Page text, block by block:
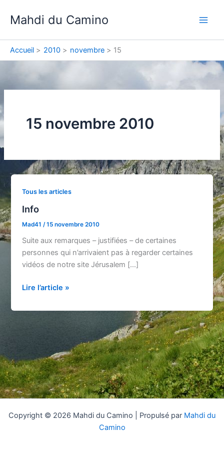
Mahdi du Camino
Accueil 2010 novembre 15
15 novembre 2010
Tous les articles
Info
Mad41 /15 novembre 2010
Suite aux remarques – justifiées – de certaines
personnes qui n’arrivaient pas à regarder certaines
vidéos de notre site Jérusalem […]
Info
Lire l’article »
Copyright © 2026 Mahdi du Camino | Propulsé par Mahdi du
Camino